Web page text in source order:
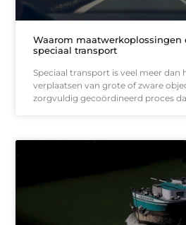
Waarom maatwerkoplossingen
speciaal transport
Speciaal transport is veel meer dan
verplaatsen van grote of zware
zorgvuldig gecoördineerd proces